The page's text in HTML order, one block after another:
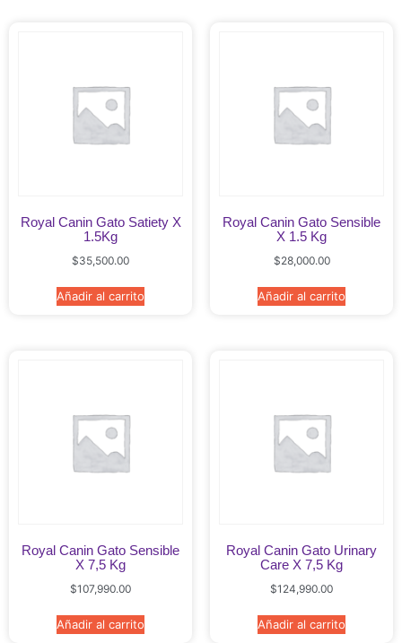
Royal Canin Gato Satiety X
1.5Kg
$35,500.00
Añadir al carrito
Royal Canin Gato Sensible
X 1.5 Kg
$28,000.00
Añadir al carrito
Royal Canin Gato Sensible
X 7,5 Kg
$107,990.00
Añadir al carrito
Royal Canin Gato Urinary
Care X 7,5 Kg
$124,990.00
Añadir al carrito